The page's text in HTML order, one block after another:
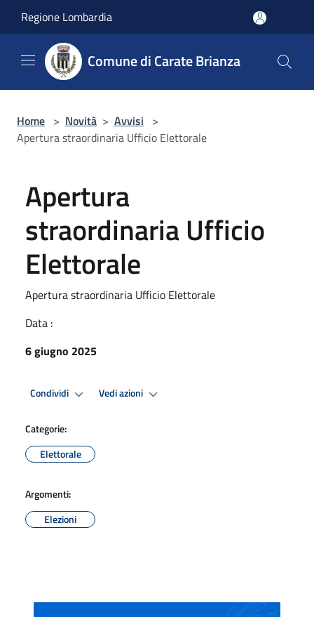
Regione Lombardia
Comune di Carate Brianza
Home > Novità > Avvisi >
Apertura straordinaria Ufficio Elettorale
Apertura
straordinaria Ufficio
Elettorale
Apertura straordinaria Ufficio Elettorale
Data :
6 giugno 2025
Condividi Vedi azioni
Categorie:
Elettorale
Argomenti:
Elezioni